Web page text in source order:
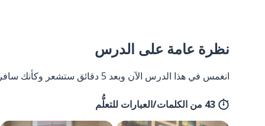
نظرة عامة على الدرس
انغمس في هذا الدرس الآن وبعد 5 دقائق ستشعر وكأنك سافرت إلى إسبانيا وعدت مرة أخرى.
43 من الكلمات/العبارات للتعلُّم